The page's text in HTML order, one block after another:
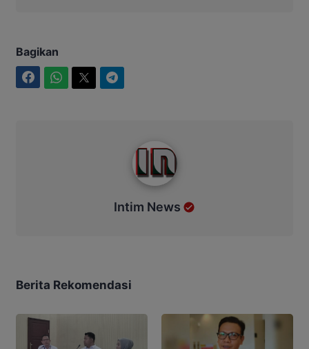
Bagikan
Intim News
Berita Rekomendasi